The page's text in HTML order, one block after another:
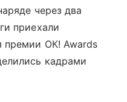
через два
приехали
премии ОК! Awards
кадрами